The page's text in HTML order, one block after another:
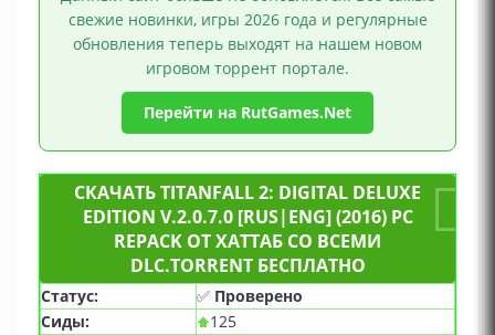
свежие новинки, игры 2026 года и регулярные
обновления теперь выходят на нашем новом
игровом торрент портале.
Перейти на RutGames.Net
СКАЧАТЬ TITANFALL 2: DIGITAL DELUXE
EDITION V.2.0.7.0 [RUS|ENG] (2016) PC
REPACK ОТ ХАТТАБ СО ВСЕМИ
DLC.TORRENT БЕСПЛАТНО
Статус: ✅ Проверено
Сиды:
125